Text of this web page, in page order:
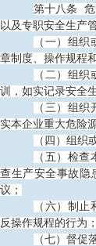
第十八条
以及专职安全生产
（一）组
章制度、操作规程
（二）组
训，如实记录安全
（三）组
实本企业重大危险
（四）组织
（五）检
查生产安全事故隐
议；
（六）制
反操作规程的行为；
（七）督促